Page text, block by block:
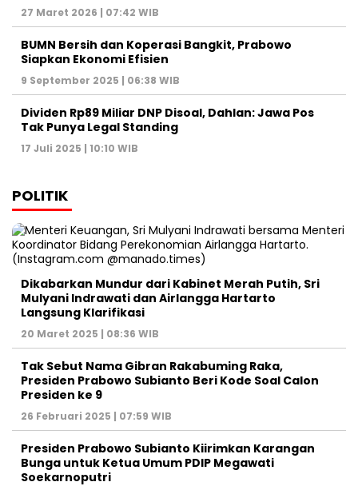
27 Maret 2026 | 07:42 WIB
BUMN Bersih dan Koperasi Bangkit, Prabowo
Siapkan Ekonomi Efisien
9 September 2025 | 06:38 WIB
Dividen Rp89 Miliar DNP Disoal, Dahlan: Jawa Pos
Tak Punya Legal Standing
17 Juli 2025 | 10:10 WIB
POLITIK
Dikabarkan Mundur dari Kabinet Merah Putih, Sri
Mulyani Indrawati dan Airlangga Hartarto
Langsung Klarifikasi
20 Maret 2025 | 08:36 WIB
Tak Sebut Nama Gibran Rakabuming Raka,
Presiden Prabowo Subianto Beri Kode Soal Calon
Presiden ke 9
26 Februari 2025 | 07:59 WIB
Presiden Prabowo Subianto Kiirimkan Karangan
Bunga untuk Ketua Umum PDIP Megawati
Soekarnoputri